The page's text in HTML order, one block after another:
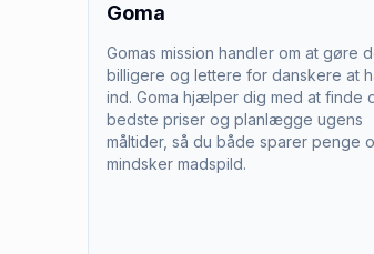
Goma
Gomas mission handler om at gøre
billigere og lettere for danskere at
ind. Goma hjælper dig med at finde
bedste priser og planlægge ugens
måltider, så du både sparer penge
mindsker madspild.